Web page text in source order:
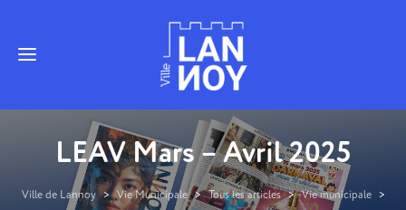
LEAV Mars – Avril 2025
Ville de Lannoy > Vie Municipale > Tous les articles > Vie municipale
>